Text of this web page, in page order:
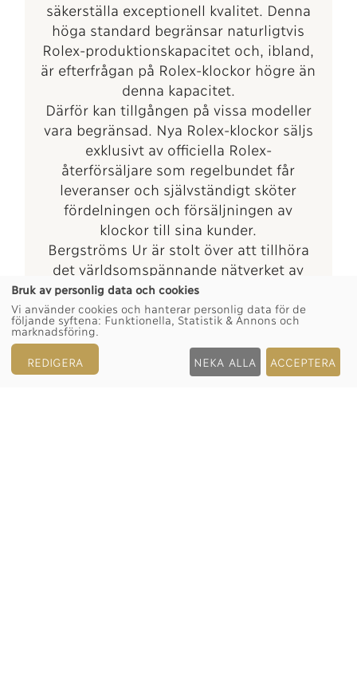
säkerställa exceptionell kvalitet. Denna
höga standard begränsar naturligtvis
Rolex-produktionskapacitet och, ibland,
är efterfrågan på Rolex-klockor högre än
denna kapacitet.
Därför kan tillgången på vissa modeller
vara begränsad. Nya Rolex-klockor säljs
exklusivt av officiella Rolex-
återförsäljare som regelbundet får
leveranser och självständigt sköter
fördelningen och försäljningen av
klockor till sina kunder.
Bergströms Ur är stolt över att tillhöra
det världsomspännande nätverket av
officiella Rolex-återförsäljare och kan
tillhandahålla information om
tillgången på Rolex-klockor.
Bruk av personlig data och cookies
Vi använder cookies och hanterar personlig data för de
följande syftena: Funktionella, Statistik & Annons och
marknadsföring
REDIGERA NEKA ALLA ACCEPTERA